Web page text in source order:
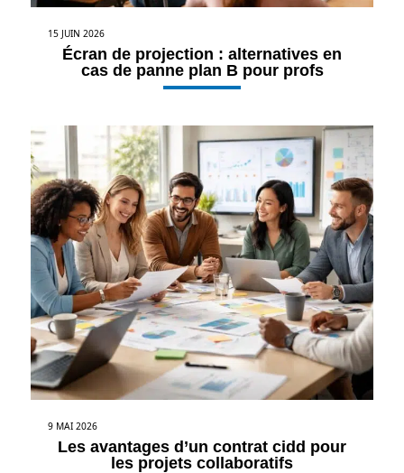
15 JUIN 2026
Écran de projection : alternatives en
cas de panne plan B pour profs
9 MAI 2026
Les avantages d’un contrat cidd pour
les projets collaboratifs